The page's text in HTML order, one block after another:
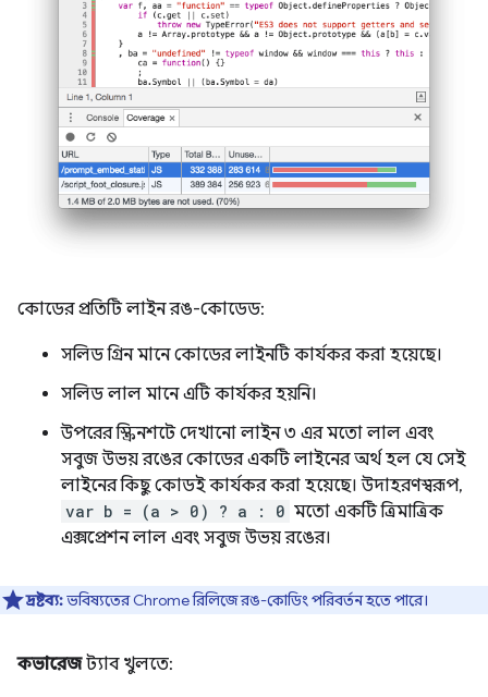
কোডের প্রতিটি লাইন রঙ-কোডেড:
সলিড গ্রিন মানে কোডের লাইনটি কার্যকর করা হয়েছে।
সলিড লাল মানে এটি কার্যকর হয়নি।
উপরের স্ক্রিনশটে দেখানো লাইন ৩ এর মতো লাল এবং
সবুজ উভয় রঙের কোডের একটি লাইনের অর্থ হল যে সেই
লাইনের কিছু কোডই কার্যকর করা হয়েছে। উদাহরণস্বরূপ,
var b = (a > 0) ? a : 0 মতো একটি ত্রিমাত্রিক
এক্সপ্রেশন লাল এবং সবুজ উভয় রঙের।
দ্রষ্টব্য:ভবিষ্যতের Chrome রিলিজে রঙ-কোডিং পরিবর্তন হতে পারে।
কভারেজট্যাব খুলতে: